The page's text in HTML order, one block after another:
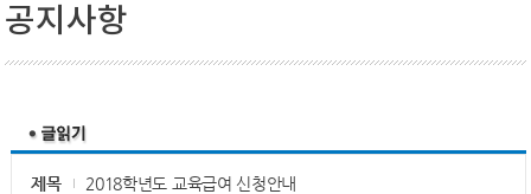
공지사항
제목
2018학년도 교육급여 신청안내